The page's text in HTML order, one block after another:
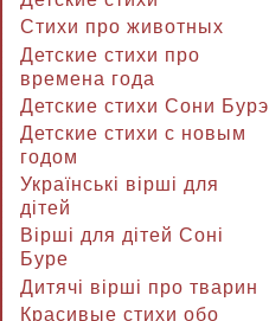
Стихи про животных
Детские стихи про
времена года
Детские стихи Сони Бурэ
Детские стихи с новым
годом
Українські вірші для
дітей
Вірші для дітей Соні
Буре
Дитячі вірші про тварин
Красивые стихи обо